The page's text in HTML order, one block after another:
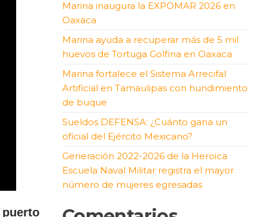
puerto
Marina inaugura la EXPOMAR 2026 en
Oaxaca
Marina ayuda a recuperar más de 5 mil
huevos de Tortuga Golfina en Oaxaca
Marina fortalece el Sistema Arrecifal
Artificial en Tamaulipas con hundimiento
de buque
Sueldos DEFENSA: ¿Cuánto gana un
oficial del Ejército Mexicano?
Generación 2022-2026 de la Heroica
Escuela Naval Militar registra el mayor
número de mujeres egresadas